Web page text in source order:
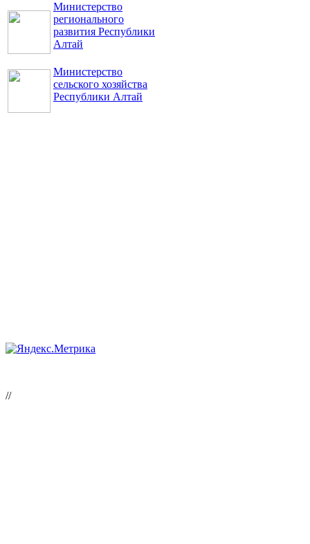
Министерство
регионального
развития Республики
Алтай
Министерство
сельского хозяйства
Республики Алтай
//